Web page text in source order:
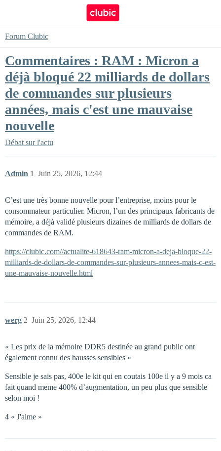
Forum Clubic
Commentaires : RAM : Micron a
déjà bloqué 22 milliards de dollars
de commandes sur plusieurs
années, mais c'est une mauvaise
nouvelle
Débat sur l'actu
Admin Juin 25, 2026, 12:44
1
C’est une très bonne nouvelle pour l’entreprise, moins pour le
consommateur particulier. Micron, l’un des principaux fabricants de
mémoire, a déjà validé plusieurs dizaines de milliards de dollars de
commandes de RAM.
https://clubic.com//actualite-618643-ram-micron-a-deja-bloque-22-
milliards-de-dollars-de-commandes-sur-plusieurs-annees-mais-c-est-
une-mauvaise-nouvelle.html
werg Juin 25, 2026, 12:44
2
« Les prix de la mémoire DDR5 destinée au grand public ont
également connu des hausses sensibles »
Sensible je sais pas, 400e le kit qui en coutais 100e il y a 9 mois ca
fait quand meme 400% d’augmentation, un peu plus que sensible
selon moi !
4 « J'aime »